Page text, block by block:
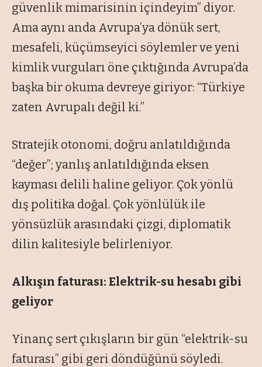
güvenlik mimarisinin içindeyim” diyor.
Ama aynı anda Avrupa’ya dönük sert,
mesafeli, küçümseyici söylemler ve yeni
kimlik vurguları öne çıktığında Avrupa’da
başka bir okuma devreye giriyor: “Türkiye
zaten Avrupalı değil ki.”
Stratejik otonomi, doğru anlatıldığında
“değer”; yanlış anlatıldığında eksen
kayması delili haline geliyor. Çok yönlü
dış politika doğal. Çok yönlülük ile
yönsüzlük arasındaki çizgi, diplomatik
dilin kalitesiyle belirleniyor.
Alkışın faturası: Elektrik-su hesabı gibi
geliyor
Yinanç sert çıkışların bir gün “elektrik-su
faturası” gibi geri döndüğünü söyledi.